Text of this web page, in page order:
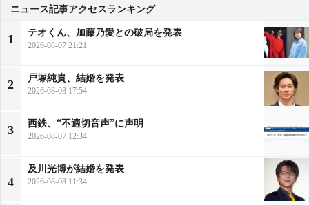
ニュース記事アクセスランキング
1
テオくん、加藤乃愛との破局を発表
2026-08-07 21:21
2
戸塚純貴、結婚を発表
2026-08-08 17:54
3
西鉄、“不適切音声”に声明
2026-08-07 12:34
4
及川光博が結婚を発表
2026-08-08 11:34